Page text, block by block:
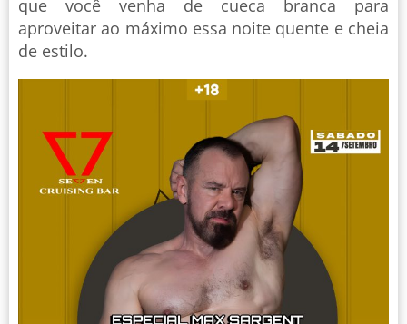
que você venha de cueca branca para
aproveitar ao máximo essa noite quente e cheia
de estilo.